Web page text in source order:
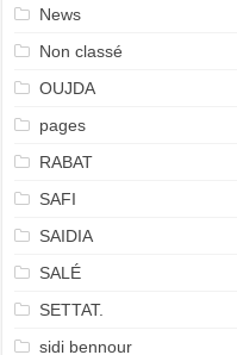
News
Non classé
OUJDA
pages
RABAT
SAFI
SAIDIA
SALÉ
SETTAT.
sidi bennour